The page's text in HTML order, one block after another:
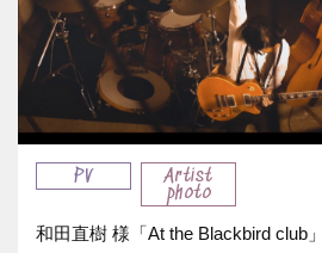
PV
Artist
photo
和田直樹 様「At the Blackbird club」